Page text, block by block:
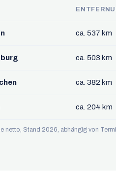
ca. 537 km
ca. 503 km
ca. 382 km
ca. 204 km
netto, Stand 2026, abhängig von